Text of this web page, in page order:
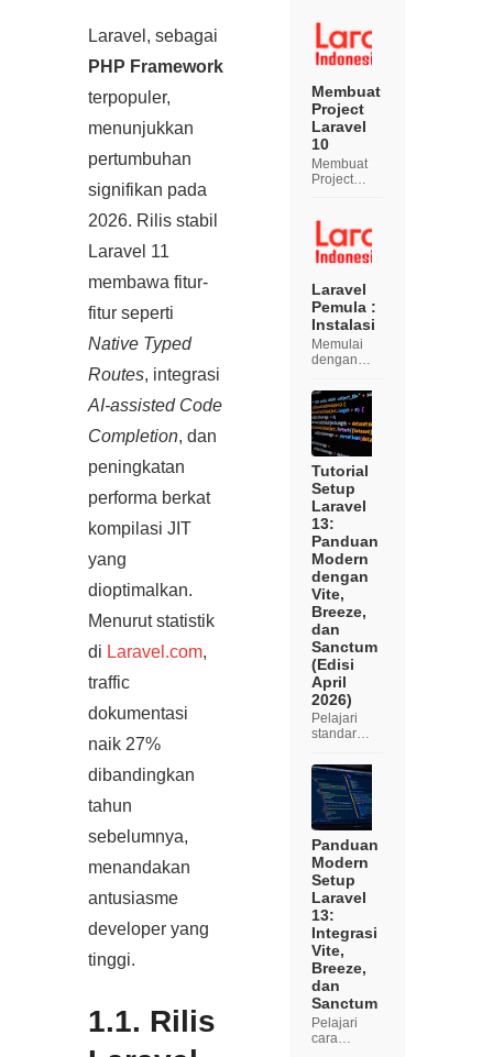
Laravel, sebagai
PHP Framework
terpopuler,
menunjukkan
pertumbuhan
signifikan pada
2026. Rilis stabil
Laravel 11
membawa fitur-
fitur seperti
Native Typed
Routes, integrasi
AI‑assisted Code
Completion, dan
peningkatan
performa berkat
kompilasi JIT
yang
dioptimalkan.
Menurut statistik
di Laravel.com,
traffic
dokumentasi
naik 27%
dibandingkan
tahun
sebelumnya,
menandakan
antusiasme
developer yang
tinggi.
1.1. Rilis
dengan
bangga
memperken
2.0,
menandain
ya sebagai
rilis kami
yang paling
signifikan
hingga saat
Membuat
Project
Laravel
10
Membuat
Project
teman-
teman.
Selamat
Laravel
Indonesia,
pada artikel
ini kita
semua
akan
membuat...
Laravel
Pemula :
Instalasi
Memulai
dengan
Panduan
Pemula
Laravel
adalah
salah satu
framework
PHP yang
paling
populer
dan kuat
yang
digunakan
oleh
banyak
penge...
Tutorial
Setup
Laravel
13:
Panduan
Modern
dengan
Vite,
Breeze,
dan
Sanctum
(Edisi
April
2026)
Pelajari
standar
terbaru
dalam
membangu
n aplikasi
web yang
cepat dan
aman
menggunak
an
ekosistem
Laravel 13,
mengin...
Panduan
Modern
Setup
Laravel
13:
Integrasi
Vite,
Breeze,
dan
Sanctum
Pelajari
cara